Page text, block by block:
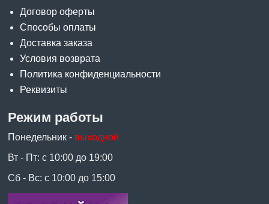
Договор оферты
Способы оплаты
Доставка заказа
Условия возврата
Политика конфиденциальности
Реквизиты
Режим работы
Понедельник - выходной
Вт - Пт: с 10:00 до 19:00
Сб - Вс: с 10:00 до 15:00